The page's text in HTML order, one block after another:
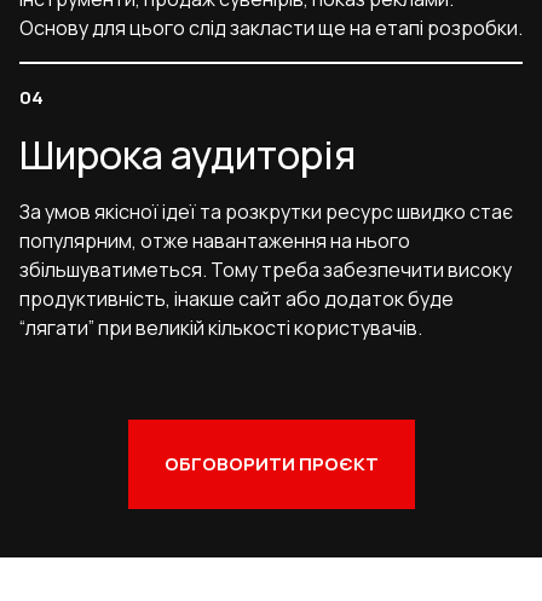
ОБГОВОРИТИ ПРОЄКТ
Основу для цього слід закласти ще на етапі розробки.
Широка аудиторія
За умов якісної ідеї та розкрутки ресурс швидко стає
популярним, отже навантаження на нього
збільшуватиметься. Тому треба забезпечити високу
продуктивність, інакше сайт або додаток буде
“лягати” при великій кількості користувачів.